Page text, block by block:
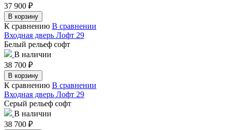
37 900 ₽
В корзину
К сравнению В сравнении
Входная дверь Лофт 29
Белый рельеф софт
В наличии
38 700 ₽
В корзину
К сравнению В сравнении
Входная дверь Лофт 29
Серый рельеф софт
В наличии
38 700 ₽